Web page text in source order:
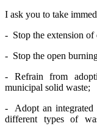
I ask you to take
- Stop the extension
- Stop the open
- Refrain from
municipal solid waste;
- Adopt an integrated
different types of